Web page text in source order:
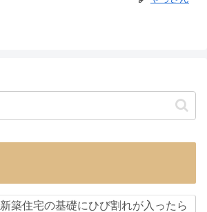
新築住宅の基礎にひび割れが入ったら